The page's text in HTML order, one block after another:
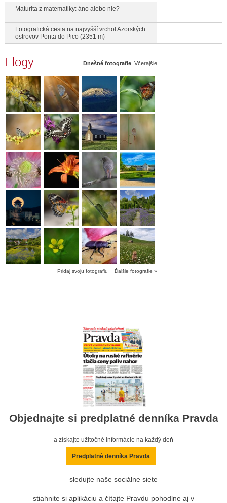
Maturita z matematiky: áno alebo nie?
Fotografická cesta na najvyšší vrchol Azorských
ostrovov Ponta do Pico (2351 m)
Flogy Dnešné fotografie Včerajšie
Pridaj svoju fotografiu Ďalšie fotografie »
Objednajte si predplatné denníka Pravda
a získajte užitočné informácie na každý deň
Predplatné denníka Pravda
sledujte naše sociálne siete
stiahnite si aplikáciu a čítajte Pravdu pohodlne aj v